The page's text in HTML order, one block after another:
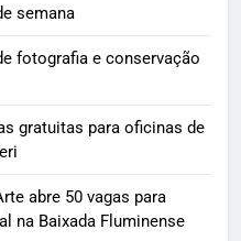
semana
fotografia e conservação
gratuitas para oficinas de
abre 50 vagas para
na Baixada Fluminense